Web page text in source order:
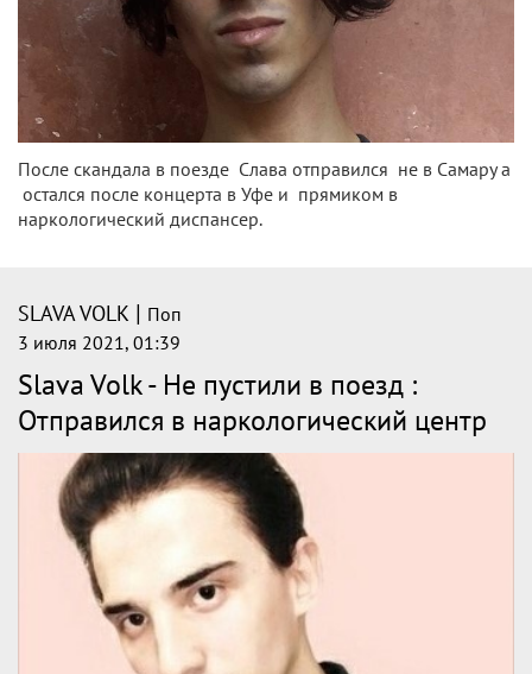
После скандала в поезде Слава отправился не в Самару а
остался после концерта в Уфе и прямиком в
наркологический диспансер.
SLAVA VOLK | Поп
3 июля 2021, 01:39
Slava Volk - Не пустили в поезд :
Отправился в наркологический центр